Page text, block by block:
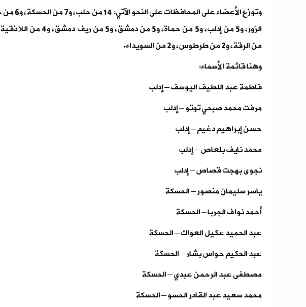
من الرقة، و2 من طرطوس، و2 من السويداء.
وهنا قائمة الأسماء:
فاطمة عبد اللطيف اليوسف – إدلب
مرفت محمد صبحي توتو – إدلب
حسن إبراهيم دغيم – إدلب
محمد نايف بلعاص – إدلب
نجوى بهجت قصاص – إدلب
ياسر سليمان منصور – الحسكة
أحمد نواف الجربا – الحسكة
عبد الحميد عكيل العواك – الحسكة
عبد الحكيم حواس بشار – الحسكة
مصطفى عبد الرحمن عبدي – الحسكة
محمد سعيد عبد القادر الحسو – الحسكة